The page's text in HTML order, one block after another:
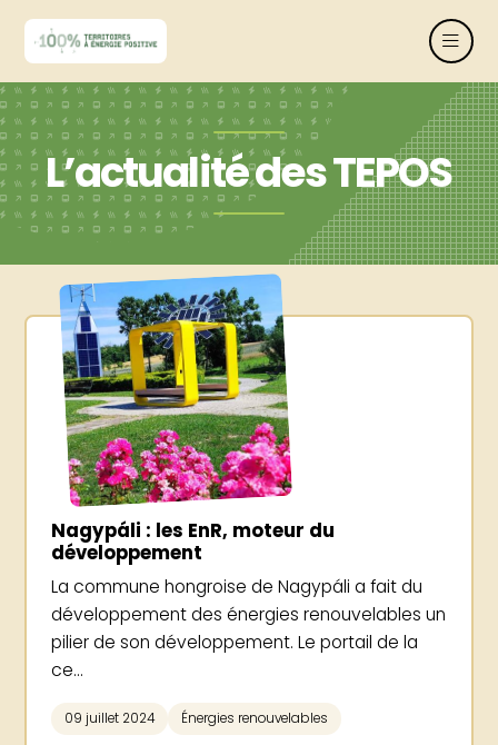
L’actualité des TEPOS
Nagypáli : les EnR, moteur du
développement
La commune hongroise de Nagypáli a fait du
développement des énergies renouvelables un
pilier de son développement. Le portail de la
ce...
09 juillet 2024 Énergies renouvelables